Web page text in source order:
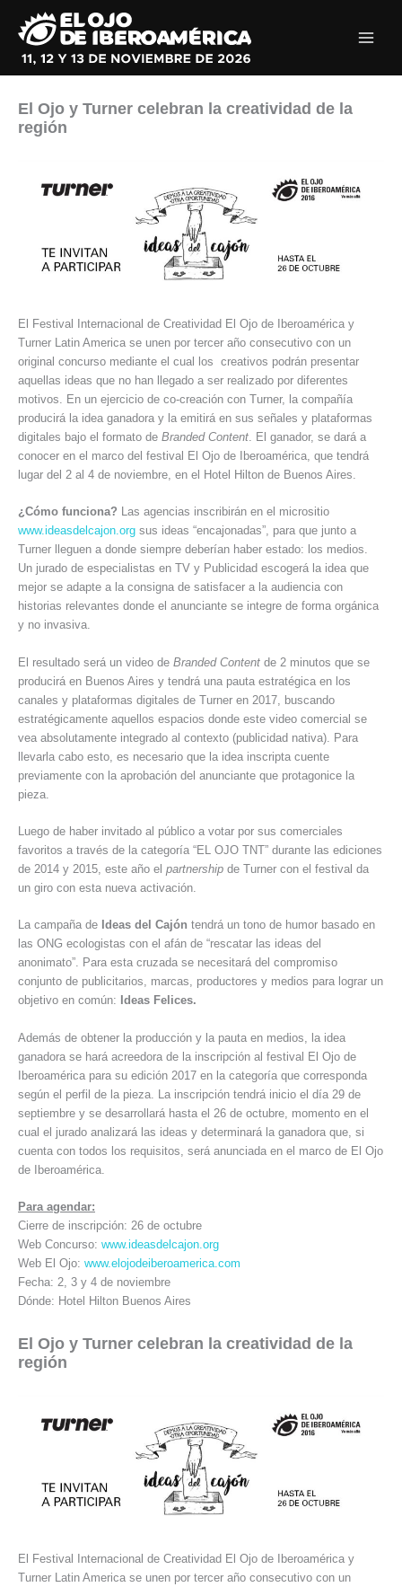
contenido
El Ojo y Turner celebran la creatividad de la
región
El Festival Internacional de Creatividad El Ojo de Iberoamérica y
Turner Latin America se unen por tercer año consecutivo con un
original concurso mediante el cual los creativos podrán presentar
aquellas ideas que no han llegado a ser realizado por diferentes
motivos. En un ejercicio de co-creación con Turner, la compañía
producirá la idea ganadora y la emitirá en sus señales y plataformas
digitales bajo el formato de Branded Content . El ganador, se dará a
conocer en el marco del festival El Ojo de Iberoamérica, que tendrá
lugar del 2 al 4 de noviembre, en el Hotel Hilton de Buenos Aires.
¿Cómo funciona? Las agencias inscribirán en el micrositio
www.ideasdelcajon.org sus ideas “encajonadas”, para que junto a
Turner lleguen a donde siempre deberían haber estado: los medios.
Un jurado de especialistas en TV y Publicidad escogerá la idea que
mejor se adapte a la consigna de satisfacer a la audiencia con
historias relevantes donde el anunciante se integre de forma orgánica
y no invasiva.
El resultado será un video de Branded Content de 2 minutos que se
producirá en Buenos Aires y tendrá una pauta estratégica en los
canales y plataformas digitales de Turner en 2017, buscando
estratégicamente aquellos espacios donde este video comercial se
vea absolutamente integrado al contexto (publicidad nativa). Para
llevarla cabo esto, es necesario que la idea inscripta cuente
previamente con la aprobación del anunciante que protagonice la
pieza.
Luego de haber invitado al público a votar por sus comerciales
favoritos a través de la categoría “EL OJO TNT” durante las ediciones
de 2014 y 2015, este año el partnership de Turner con el festival da
un giro con esta nueva activación.
La campaña de Ideas del Cajón tendrá un tono de humor basado en
las ONG ecologistas con el afán de “rescatar las ideas del
anonimato”. Para esta cruzada se necesitará del compromiso
conjunto de publicitarios, marcas, productores y medios para lograr un
objetivo en común: Ideas Felices.
Además de obtener la producción y la pauta en medios, la idea
ganadora se hará acreedora de la inscripción al festival El Ojo de
Iberoamérica para su edición 2017 en la categoría que corresponda
según el perfil de la pieza. La inscripción tendrá inicio el día 29 de
septiembre y se desarrollará hasta el 26 de octubre, momento en el
cual el jurado analizará las ideas y determinará la ganadora que, si
cuenta con todos los requisitos, será anunciada en el marco de El Ojo
de Iberoamérica.
Para agendar:
Cierre de inscripción: 26 de octubre
Web Concurso: www.ideasdelcajon.org
Web El Ojo: www.elojodeiberoamerica.com
Fecha: 2, 3 y 4 de noviembre
Dónde: Hotel Hilton Buenos Aires
El Ojo y Turner celebran la creatividad de la
región
El Festival Internacional de Creatividad El Ojo de Iberoamérica y
Turner Latin America se unen por tercer año consecutivo con un